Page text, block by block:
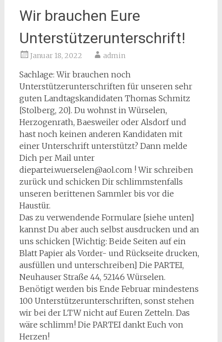
Wir brauchen Eure
Unterstützerunterschrift!
Januar 18, 2022 admin
Sachlage: Wir brauchen noch
Unterstützerunterschriften für unseren sehr
guten Landtagskandidaten Thomas Schmitz
[Stolberg, 20]. Du wohnst in Würselen,
Herzogenrath, Baesweiler oder Alsdorf und
hast noch keinen anderen Kandidaten mit
einer Unterschrift unterstützt? Dann melde
Dich per Mail unter
diepartei.wuerselen@aol.com ! Wir schreiben
zurück und schicken Dir schlimmstenfalls
unseren berittenen Sammler bis vor die
Haustür.
Das zu verwendende Formulare [siehe unten]
kannst Du aber auch selbst ausdrucken und an
uns schicken [Wichtig: Beide Seiten auf ein
Blatt Papier als Vorder- und Rückseite drucken,
ausfüllen und unterschreiben] Die PARTEI,
Neuhauser Straße 44, 52146 Würselen.
Benötigt werden bis Ende Februar mindestens
100 Unterstützerunterschriften, sonst stehen
wir bei der LTW nicht auf Euren Zetteln. Das
wäre schlimm! Die PARTEI dankt Euch von
Herzen!